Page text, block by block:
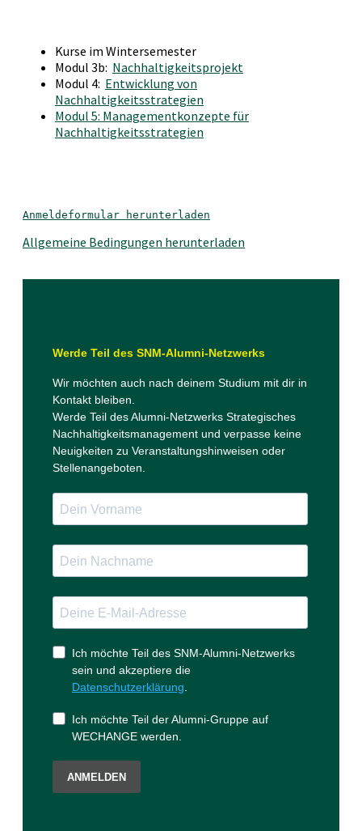
Kurse im Wintersemester
Modul 3b: Nachhaltigkeitsprojekt
Modul 4: Entwicklung von
Nachhaltigkeitsstrategien
Modul 5: Managementkonzepte für
Nachhaltigkeitsstrategien
Anmeldeformular herunterladen
Allgemeine Bedingungen herunterladen